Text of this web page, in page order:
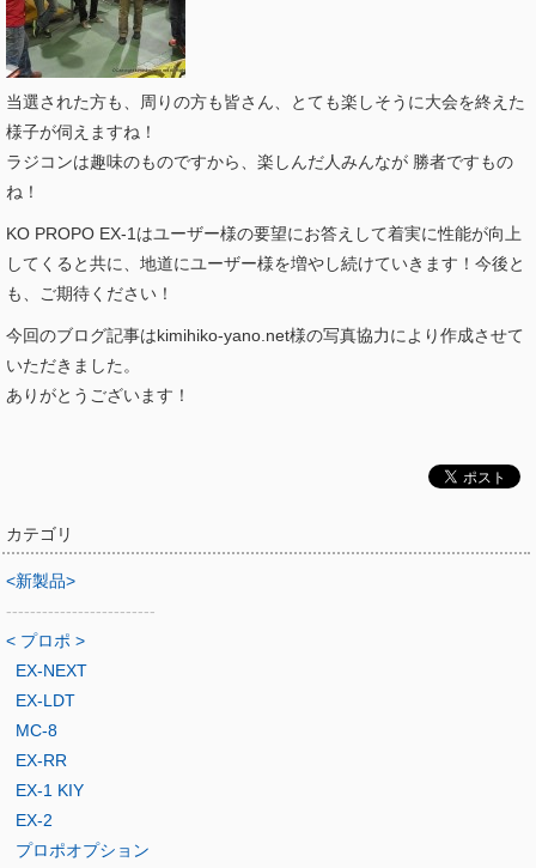
当選された方も、周りの方も皆さん、とても楽しそうに大会を終えた
様子が伺えますね！
ラジコンは趣味のものですから、楽しんだ人みんなが 勝者ですもの
ね！
KO PROPO EX-1はユーザー様の要望にお答えして着実に性能が向上
してくると共に、地道にユーザー様を増やし続けていきます！今後と
も、ご期待ください！
今回のブログ記事はkimihiko-yano.net様の写真協力により作成させて
いただきました。
ありがとうございます！
カテゴリ
<新製品>
-------------------------
< プロポ >
EX-NEXT
EX-LDT
MC-8
EX-RR
EX-1 KIY
EX-2
プロポオプション